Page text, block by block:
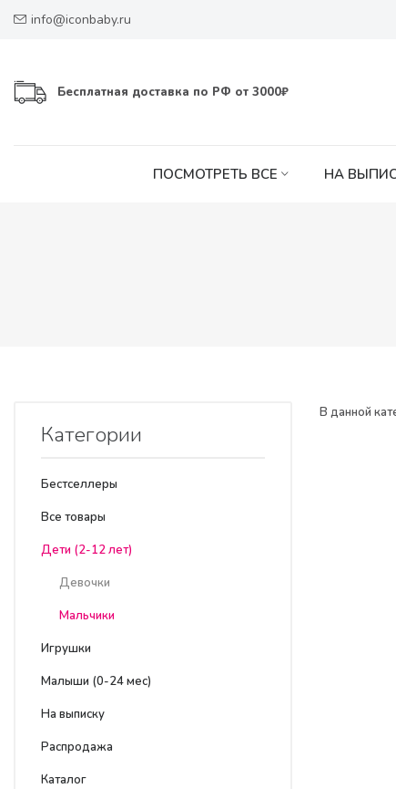
info@iconbaby.ru
Бесплатная доставка по РФ от 3000₽
ПОСМОТРЕТЬ ВСЕ НА
Категории
Бестселлеры
Все товары
Дети (2-12 лет)
Девочки
Мальчики
Игрушки
Малыши (0-24 мес)
На выписку
Распродажа
Каталог
В данной